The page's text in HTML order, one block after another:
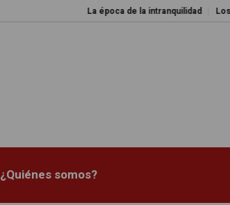
La época de la intranquilidad Los amos
¿Quiénes somos?